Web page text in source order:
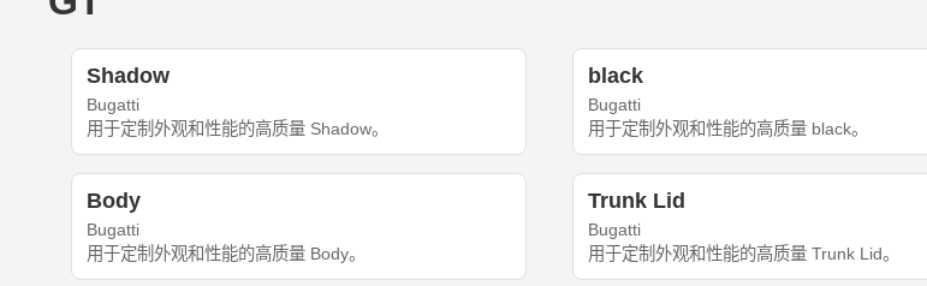
Shadow
Bugatti
用于定制外观和性能的高质量 Shadow。
black
Bugatti
用于定制外观和性能的高质量 black。
Body
Bugatti
用于定制外观和性能的高质量 Body。
Trunk Lid
Bugatti
用于定制外观和性能的高质量 Trunk Lid。